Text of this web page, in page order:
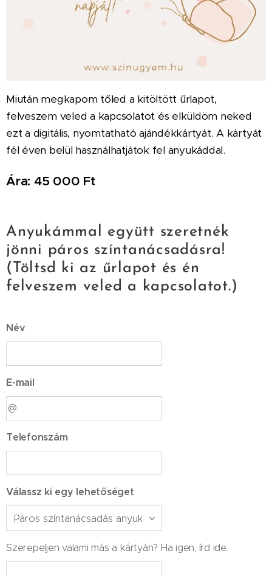
Miután megkapom tőled a kitöltött űrlapot,
felveszem veled a kapcsolatot és elküldöm neked
ezt a digitális, nyomtatható ajándékkártyát. A kártyát
fél éven belül használhatjátok fel anyukáddal.
Ára: 45 000 Ft
Anyukámmal együtt szeretnék
jönni páros színtanácsadásra!
(Töltsd ki az űrlapot és én
felveszem veled a kapcsolatot.)
Név
E-mail
Telefonszám
Válassz ki egy lehetőséget
Szerepeljen valami más a kártyán? Ha igen, írd ide.